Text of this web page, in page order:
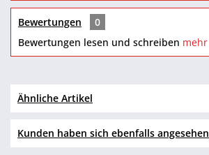
Bewertungen
0
Bewertungen lesen und schreiben mehr
Ähnliche Artikel
Kunden haben sich ebenfalls angesehen